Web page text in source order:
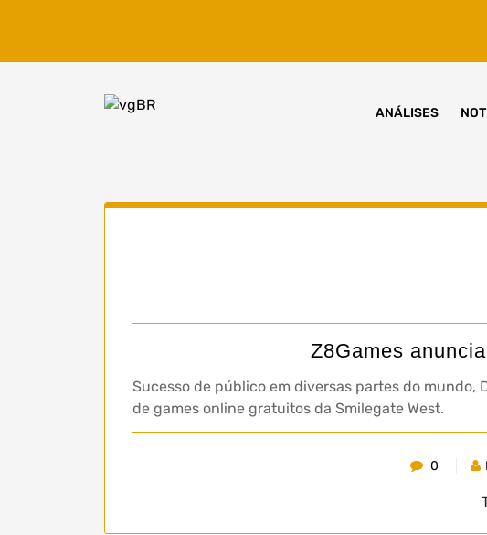
ANÁLISES
Z8Games
Sucesso de público em diversas partes do mundo,
de games online gratuitos da Smilegate West.
0